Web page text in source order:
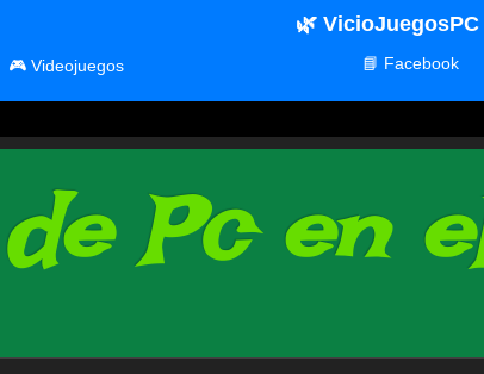
Pc en
🌿 VicioJuegosPC
🎮 Videojuegos 📘 Facebook